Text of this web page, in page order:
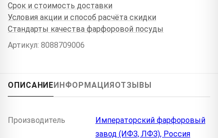
Срок и стоимость доставки
Условия акции и способ расчёта скидки
Стандарты качества фарфоровой посуды
Артикул: 8088709006
ОПИСАНИЕ ИНФОРМАЦИЯ ОТЗЫВЫ
Производитель
Императорский фарфоровый
завод (ИФЗ, ЛФЗ), Россия